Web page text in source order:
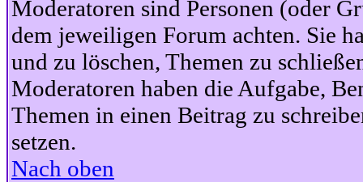
Moderatoren sind Personen (oder
dem jeweiligen Forum achten. Sie
und zu löschen, Themen zu
Moderatoren haben die Aufgabe,
Themen in einen Beitrag zu
setzen.
Nach oben